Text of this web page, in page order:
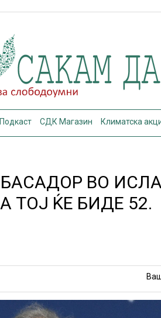
Подкаст СДК Магазин Климатска
ВО
ЌЕ БИДЕ 52.